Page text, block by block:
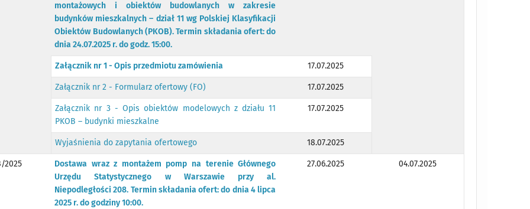
montażowych i obiektów budowlanych w zakresie
budynków mieszkalnych – dział 11 wg Polskiej Klasyfikacji
Obiektów Budowlanych (PKOB). Termin składania ofert: do
dnia 24.07.2025 r. do godz. 15:00.
Załącznik nr 1 - Opis przedmiotu zamówienia 17.07.2025
Załącznik nr 2 - Formularz ofertowy (FO) 17.07.2025
Załącznik nr 3 - Opis obiektów modelowych z działu 11
PKOB – budynki mieszkalne
17.07.2025
Wyjaśnienia do zapytania ofertowego 18.07.2025
2025
Dostawa wraz z montażem pomp na terenie Głównego
Urzędu Statystycznego w Warszawie przy al.
Niepodległości 208. Termin składania ofert: do dnia 4 lipca
2025 r. do godziny 10:00.
27.06.2025 04.07.2025